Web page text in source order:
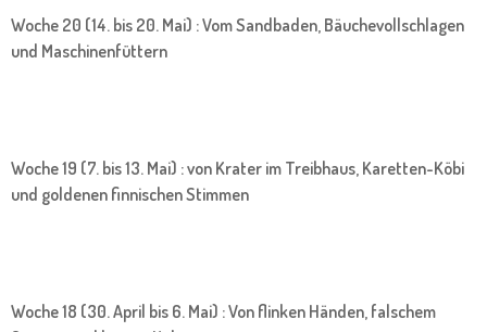
Woche 20 (14. bis 20. Mai) : Vom Sandbaden, Bäuchevollschlagen
und Maschinenfüttern
Woche 19 (7. bis 13. Mai) : von Krater im Treibhaus, Karetten-Köbi
und goldenen finnischen Stimmen
Woche 18 (30. April bis 6. Mai) : Von flinken Händen, falschem